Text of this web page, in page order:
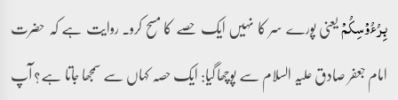
بِرُءُوۡسِکُمۡیعنی پورے سر کا نہیں ایک حصے کا مسح کرو۔ روایت ہے کہ حضرت
امام جعفر صادق علیہ السلام سے پوچھا گیا: ایک حصہ کہاں سے سمجھا جاتا ہے؟ آپ